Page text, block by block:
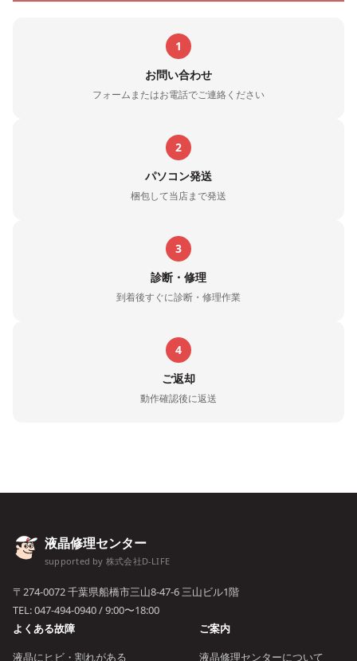
1
お問い合わせ
フォームまたはお電話でご連絡ください
2
パソコン発送
梱包して当店まで発送
3
診断・修理
到着後すぐに診断・修理作業
4
ご返却
動作確認後に返送
液晶修理センター
supported by 株式会社D-LIFE
〒274-0072 千葉県船橋市三山8-47-6 三山ビル1階
TEL:047-494-0940/ 9:00〜18:00
よくある故障
液晶にヒビ・割れがある
ご案内
液晶修理センターについて